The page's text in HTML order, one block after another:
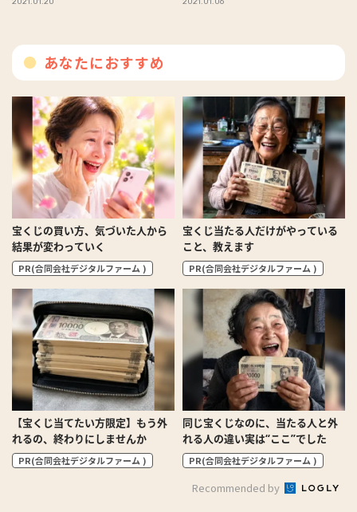
あなたにおすすめ
宝くじの買い方、気づいた人から
結果が変わっていく
PR(合同会社デジタルファーム )
宝くじ当たる人だけがやっている
こと、教えます
PR(合同会社デジタルファーム )
【宝くじ当てたい方限定】もう外
れるの、終わりにしませんか
PR(合同会社デジタルファーム )
同じ宝くじなのに、当たる人と外
れる人の違い実は“ここ”でした
PR(合同会社デジタルファーム )
Recommended by